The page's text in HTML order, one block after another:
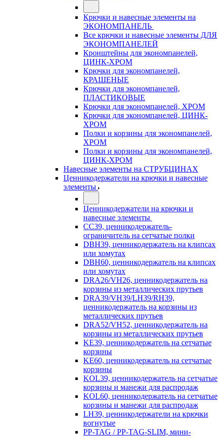
Крючки и навесные элементы на
ЭКОНОМПАНЕЛЬ
Все крючки и навесные элементы ДЛЯ
ЭКОНОМПАНЕЛЕЙ
Кронштейны для экономпанелей,
ЦИНК-ХРОМ
Крючки для экономпанелей,
КРАШЕНЫЕ
Крючки для экономпанелей,
ПЛАСТИКОВЫЕ
Крючки для экономпанелей, ХРОМ
Крючки для экономпанелей, ЦИНК-
ХРОМ
Полки и корзины для экономпанелей,
ХРОМ
Полки и корзины для экономпанелей,
ЦИНК-ХРОМ
Навесные элементы на СТРУБЦИНАХ
Ценникодержатели на крючки и навесные
элементы
Ценникодержатели на крючки и
навесные элементы
CC39, ценникодержатель-
ограничитель на сетчатые полки
DBH39, ценникодержатель на клипсах
или хомутах
DBH60, ценникодержатель на клипсах
или хомутах
DRA26/VH26, ценникодержатель на
корзины из металлических прутьев
DRA39/VH39/LH39/RH39,
ценникодержатель на корзины из
металлических прутьев
DRA52/VH52, ценникодержатель на
корзины из металлических прутьев
KE39, ценникодержатель на сетчатые
корзины
KE60, ценникодержатель на сетчатые
корзины
KOL39, ценникодержатель на сетчатые
корзины и манежи для распродаж
KOL60, ценникодержатель на сетчатые
корзины и манежи для распродаж
LH39, ценникодержатели на крючки
вогнутые
PP-TAG / PP-TAG-SLIM, мини-